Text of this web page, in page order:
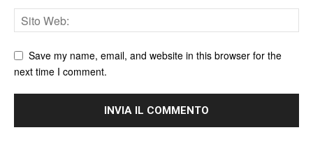
Save my name, email, and website in this browser for the
next time I comment.